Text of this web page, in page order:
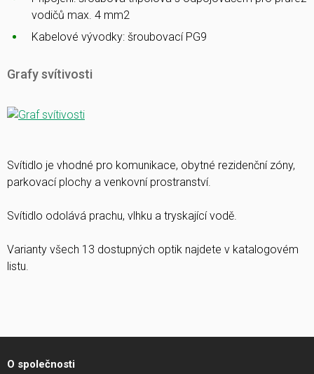
vodičů max. 4 mm2
Kabelové vývodky: šroubovací PG9
Grafy svítivosti
Svítidlo je vhodné pro komunikace, obytné rezidenční zóny,
parkovací plochy a venkovní prostranství.
Svítidlo odolává prachu, vlhku a tryskající vodě.
Varianty všech 13 dostupných optik najdete v katalogovém
listu.
O společnosti